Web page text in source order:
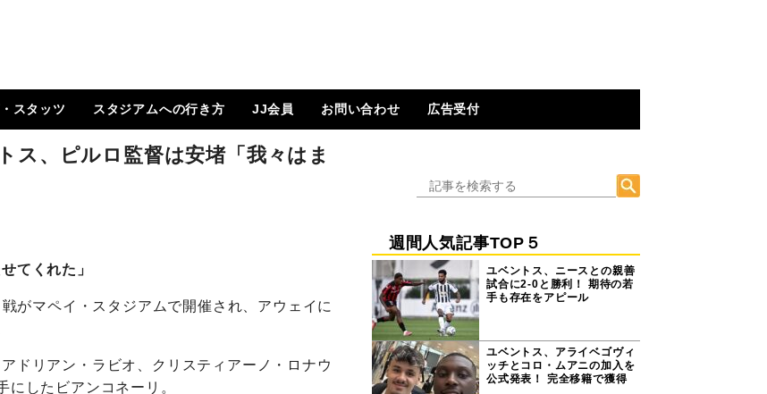
スタッツ
ング
スタジアムへの行き方
はじめに
How To Go ?
JJ会員
JJ会員とは
ログイン
会員ページ
登録方法（図解）
お問い合わせ 広告受付
ス、ピルロ監督は安堵「我々はま
てくれた」
がマペイ・スタジアムで開催され、アウェイに
ドリアン・ラビオ、クリスティアーノ・ロナウ
にしたビアンコネーリ。
週間人気記事TOP５
ユベントス、ニースとの親善
試合に2-0と勝利！ 期待の若
手も存在をアピール
ユベントス、アライベゴヴィ
ッチとコロ・ムアニの加入を
公式発表！ 完全移籍で獲得